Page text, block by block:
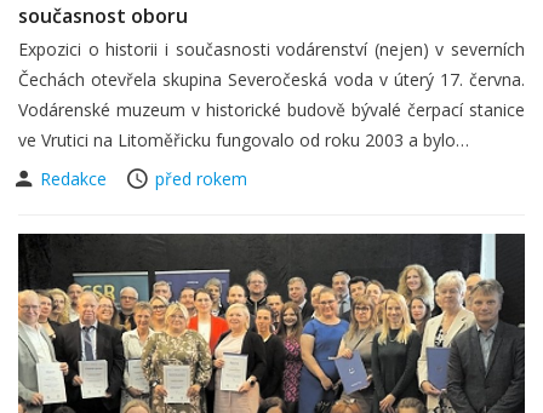
současnost oboru
Expozici o historii i současnosti vodárenství (nejen) v severních
Čechách otevřela skupina Severočeská voda v úterý 17. června.
Vodárenské muzeum v historické budově bývalé čerpací stanice
ve Vrutici na Litoměřicku fungovalo od roku 2003 a bylo…
Redakce
před rokem